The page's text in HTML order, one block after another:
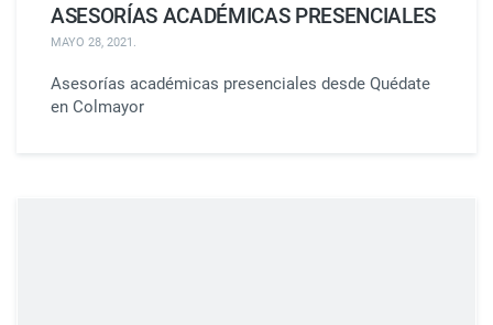
ASESORÍAS ACADÉMICAS PRESENCIALES
MAYO 28, 2021 .
Asesorías académicas presenciales desde Quédate
en Colmayor